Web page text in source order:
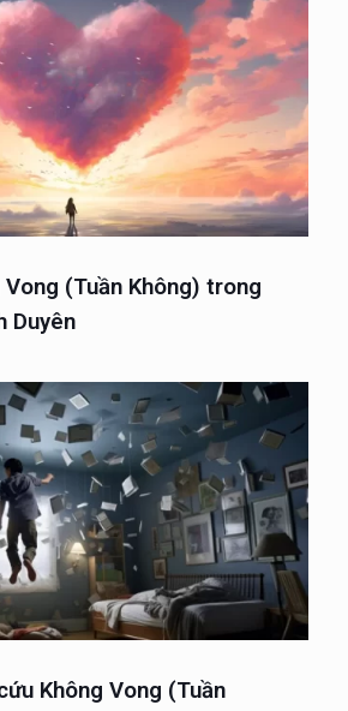
Vong (Tuần Không) trong
Duyên
Không Vong (Tuần